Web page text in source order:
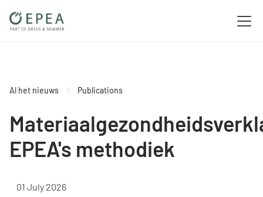
Al het nieuws Publications
EPEA's methodiek
01 July 2026